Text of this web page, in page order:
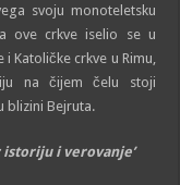
svoju monoteletsku
ove crkve iselio se u
Katoličke crkve u Rimu,
na čijem čelu stoji
blizini Bejruta.
istoriju i verovanje’